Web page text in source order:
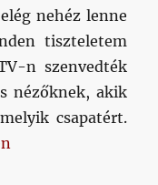
nehéz lenne
tiszteletem
n szenvedték
nézőknek, akik
csapatért.
tovább”